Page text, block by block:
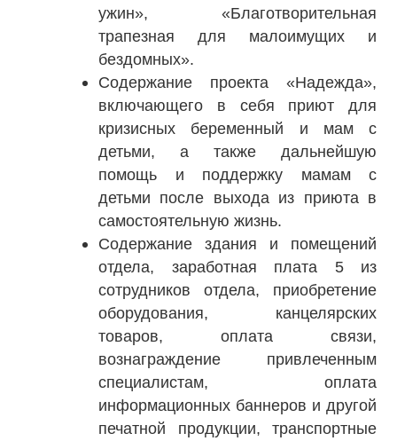
ужин», «Благотворительная
трапезная для малоимущих и
бездомных».
Содержание проекта «Надежда»,
включающего в себя приют для
кризисных беременный и мам с
детьми, а также дальнейшую
помощь и поддержку мамам с
детьми после выхода из приюта в
самостоятельную жизнь.
Содержание здания и помещений
отдела, заработная плата 5 из
сотрудников отдела, приобретение
оборудования, канцелярских
товаров, оплата связи,
вознаграждение привлеченным
специалистам, оплата
информационных баннеров и другой
печатной продукции, транспортные